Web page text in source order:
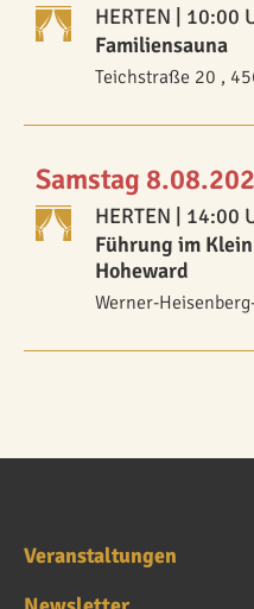
HERTEN | 10:00
Familiensauna
Teichstraße 20 ,
Samstag
HERTEN | 14:00
Führung im
Hoheward
Werner-
Veranstaltungen